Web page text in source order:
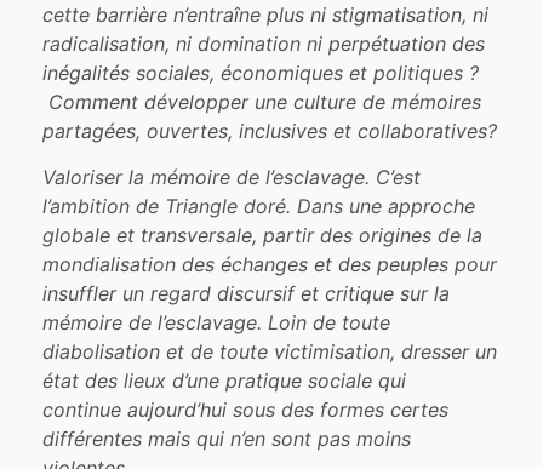
cette barrière n’entraîne plus ni stigmatisation, ni
radicalisation, ni domination ni perpétuation des
inégalités sociales, économiques et politiques ?
Comment développer une culture de mémoires
partagées, ouvertes, inclusives et collaboratives?
Valoriser la mémoire de l’esclavage. C’est
l’ambition de Triangle doré. Dans une approche
globale et transversale, partir des origines de la
mondialisation des échanges et des peuples pour
insuffler un regard discursif et critique sur la
mémoire de l’esclavage. Loin de toute
diabolisation et de toute victimisation, dresser un
état des lieux d’une pratique sociale qui
continue aujourd’hui sous des formes certes
différentes mais qui n’en sont pas moins